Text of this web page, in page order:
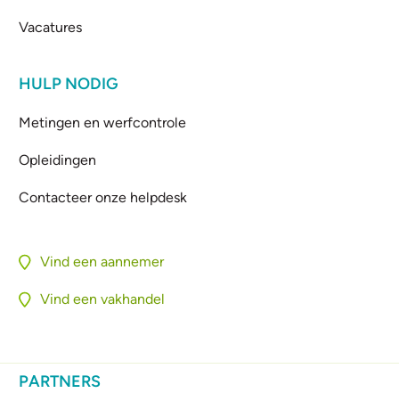
Vacatures
HULP NODIG
Metingen en werfcontrole
Opleidingen
Contacteer onze helpdesk
Vind een aannemer
Vind een vakhandel
PARTNERS